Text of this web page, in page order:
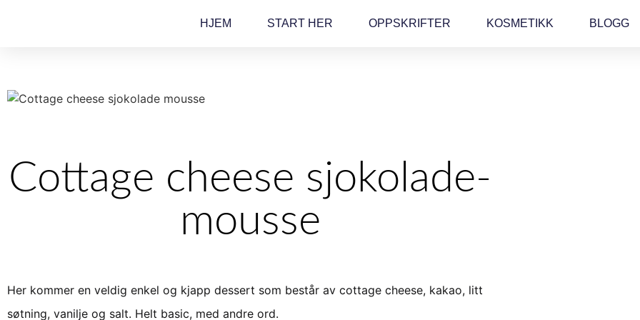
HJEM START HER OPPSKRIFTER KOSMETIKK BLOGG
Cottage cheese sjokolade-
mousse
Her kommer en veldig enkel og kjapp dessert som består av cottage cheese, kakao, litt
søtning, vanilje og salt. Helt basic, med andre ord.